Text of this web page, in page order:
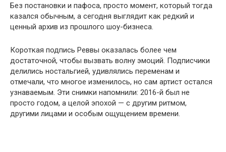
Без постановки и пафоса, просто момент, который тогда
казался обычным, а сегодня выглядит как редкий и
ценный архив из прошлого шоу-бизнеса.
Короткая подпись Реввы оказалась более чем
достаточной, чтобы вызвать волну эмоций. Подписчики
делились ностальгией, удивлялись переменам и
отмечали, что многое изменилось, но сам артист остался
узнаваемым. Эти снимки напомнили: 2016-й был не
просто годом, а целой эпохой — с другим ритмом,
другими лицами и особым ощущением времени.